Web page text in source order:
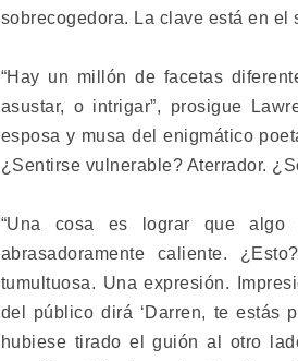
sobrecogedora. La clave está en
“Hay un millón de facetas
asustar, o intrigar”, prosigue
esposa y musa del enigmático
¿Sentirse vulnerable? Aterrador.
“Una cosa es lograr que algo
abrasadoramente caliente.
tumultuosa. Una expresión.
del público dirá ‘Darren, te estás
hubiese tirado el guión al otro